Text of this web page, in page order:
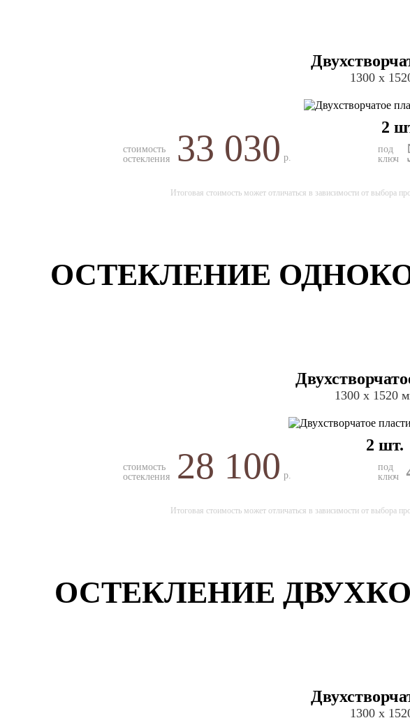
1300 х
2
стоимость
остекления
33 030 р.
под
ключ
Итоговая стоимость может отличаться в зависимости от выбора
ОСТЕКЛЕНИЕ
1300 х 1520
2 шт.
стоимость
остекления
28 100 р.
под
ключ
Итоговая стоимость может отличаться в зависимости от выбора
ОСТЕКЛЕНИЕ
1300 х